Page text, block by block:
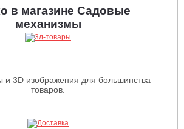
в магазине Садовые
механизмы
и 3D изображения для большинства
товаров.